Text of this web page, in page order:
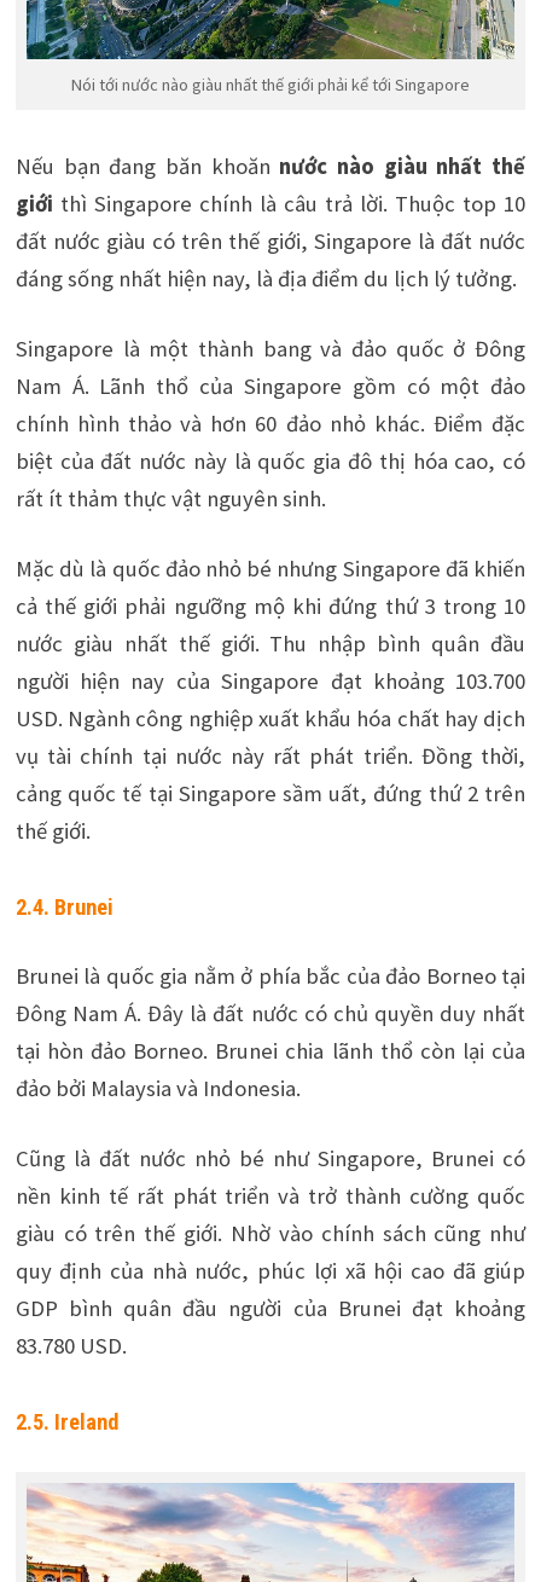
Nói tới nước nào giàu nhất thế giới phải kể tới Singapore
Nếu bạn đang băn khoăn nước nào giàu nhất thế
giới thì Singapore chính là câu trả lời. Thuộc top 10
đất nước giàu có trên thế giới, Singapore là đất nước
đáng sống nhất hiện nay, là địa điểm du lịch lý tưởng.
Singapore là một thành bang và đảo quốc ở Đông
Nam Á. Lãnh thổ của Singapore gồm có một đảo
chính hình thảo và hơn 60 đảo nhỏ khác. Điểm đặc
biệt của đất nước này là quốc gia đô thị hóa cao, có
rất ít thảm thực vật nguyên sinh.
Mặc dù là quốc đảo nhỏ bé nhưng Singapore đã khiến
cả thế giới phải ngưỡng mộ khi đứng thứ 3 trong 10
nước giàu nhất thế giới. Thu nhập bình quân đầu
người hiện nay của Singapore đạt khoảng 103.700
USD. Ngành công nghiệp xuất khẩu hóa chất hay dịch
vụ tài chính tại nước này rất phát triển. Đồng thời,
cảng quốc tế tại Singapore sầm uất, đứng thứ 2 trên
thế giới.
2.4. Brunei
Brunei là quốc gia nằm ở phía bắc của đảo Borneo tại
Đông Nam Á. Đây là đất nước có chủ quyền duy nhất
tại hòn đảo Borneo. Brunei chia lãnh thổ còn lại của
đảo bởi Malaysia và Indonesia.
Cũng là đất nước nhỏ bé như Singapore, Brunei có
nền kinh tế rất phát triển và trở thành cường quốc
giàu có trên thế giới. Nhờ vào chính sách cũng như
quy định của nhà nước, phúc lợi xã hội cao đã giúp
GDP bình quân đầu người của Brunei đạt khoảng
83.780 USD.
2.5. Ireland